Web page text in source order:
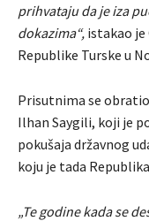
prihvataju da je iza
dokazima“, istakao
Republike Turske u
Prisutnima se
Ilhan Saygili, koji je
pokušaja državnog
koju je tada
„Te godine kada se